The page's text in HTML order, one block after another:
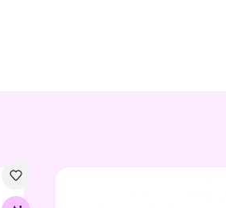
Suwem täispuidust